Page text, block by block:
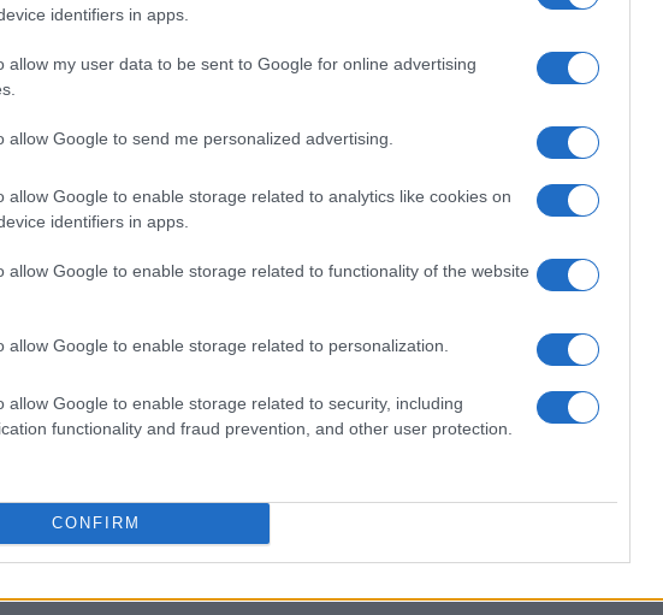
identifiers in apps.
allow my user data to be sent to Google for online advertising
allow Google to send me personalized advertising.
allow Google to enable storage related to analytics like cookies on
identifiers in apps.
allow Google to enable storage related to functionality of the website
allow Google to enable storage related to personalization.
allow Google to enable storage related to security, including
functionality and fraud prevention, and other user protection.
CONFIRM
Kim Kardashiane
ha interrotto il discorso di Taylor agliMTV
momento, la rivalità si è intensificata,
messo in discussione le affermazioni di
conflitto ha avuto ripercussioni significative
pubblica di entrambe le celebrità.
il loro impatto
del passato; anche oggi, le celebrità
esempio recente è il litigio tra
Music Awardsdel 2015. Nicki ha criticato
scatenando una discussione
Questa disputa ha messo in evidenza
più ampie riguardanti il
musicale.